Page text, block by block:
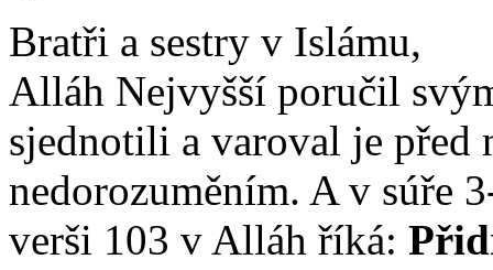
Bratři a sestry v Islámu,
Alláh Nejvyšší poručil
sjednotili a varoval je před
nedorozuměním. A v súře
verši 103 v Alláh říká: